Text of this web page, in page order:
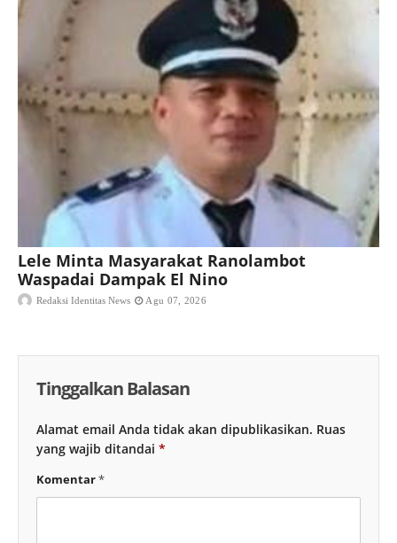
Lele Minta Masyarakat Ranolambot
Waspadai Dampak El Nino
Redaksi Identitas News Agu 07, 2026
Tinggalkan Balasan
Alamat email Anda tidak akan dipublikasikan. Ruas
yang wajib ditandai *
Komentar*